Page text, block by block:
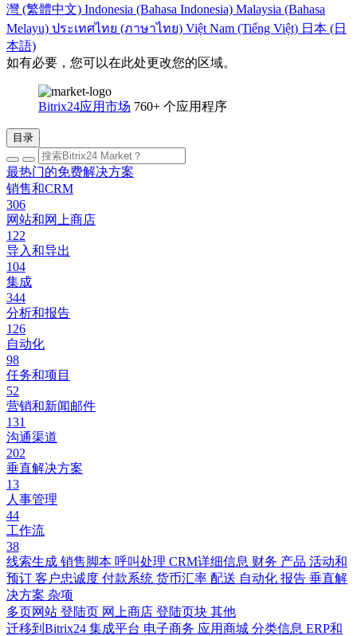
灣 (繁體中文) Indonesia (Bahasa Indonesia) Malaysia (Bahasa
Melayu) ประเทศไทย (ภาษาไทย) Việt Nam (Tiếng Việt) 日本 (日
本語)
如有必要，您可以在此处更改您的区域。
Bitrix24应用市场 760+ 个应用程序
目录
最热门的免费解决方案
销售和CRM
306
网站和网上商店
122
导入和导出
104
集成
344
分析和报告
126
自动化
98
任务和项目
52
营销和新闻邮件
131
沟通渠道
202
垂直解决方案
13
人事管理
44
工作流
38
线索生成 销售脚本 呼叫处理 CRM详细信息 财务 产品 活动和
预订 客户忠诚度 付款系统 货币汇率 配送 自动化 报告 垂直解
决方案 杂项
多页网站 登陆页 网上商店 登陆页块 其他
迁移到Bitrix24 集成平台 电子商务 应用商城 分类信息 ERP和